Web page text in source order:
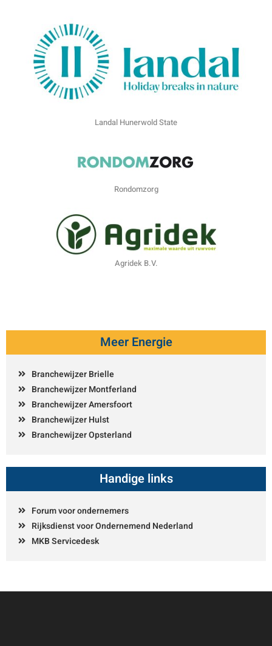
Landal Hunerwold State
Rondomzorg
Agridek B.V.
Meer Energie
Branchewijzer Brielle
Branchewijzer Montferland
Branchewijzer Amersfoort
Branchewijzer Hulst
Branchewijzer Opsterland
Handige links
Forum voor ondernemers
Rijksdienst voor Ondernemend Nederland
MKB Servicedesk